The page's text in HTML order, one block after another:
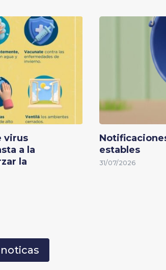
virus
a la
la
estables
31/07/2026